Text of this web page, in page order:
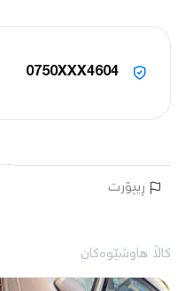
0750XXX4604
ڕیپۆرت
کاڵا هاوشێوەکان